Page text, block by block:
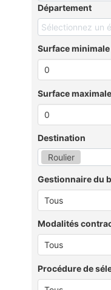
Département
Sélectionnez un
Surface minimale
Surface
Destination
Roulier
Gestionnaire du
Modalités
Procédure de